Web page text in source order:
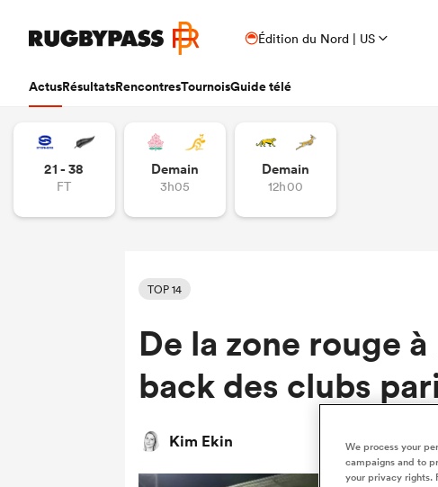
Édition du Nord | US
ActusRésultatsRencontresTournoisGuide télé
21 - 38
FT
Demain
3h05
Demain
12h00
TOP 14
De la zone rouge
back des clubs
Kim Ekin
We process your
campaigns and to
your privacy rights.